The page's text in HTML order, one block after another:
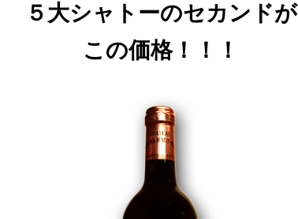
５ 大シャトーのセカンドが
この価格！！！